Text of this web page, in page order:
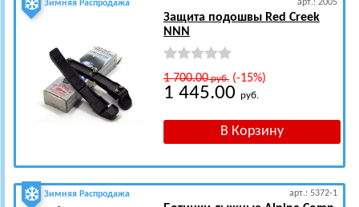
Зимняя Распродажа арт.: 2005
Защита подошвы Red Creek
NNN
1 700.00руб.(-15%)
1 445.00 руб.
Зимняя Распродажа арт.: 5372-1